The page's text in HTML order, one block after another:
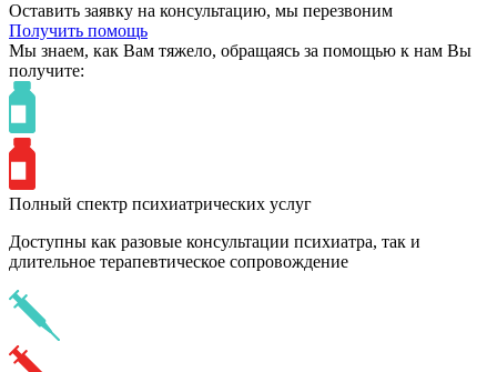
Оставить заявку на консультацию, мы перезвоним
Получить помощь
Мы знаем, как Вам тяжело, обращаясь за помощью к нам Вы
получите:
Полный спектр психиатрических услуг
Доступны как разовые консультации психиатра, так и
длительное терапевтическое сопровождение